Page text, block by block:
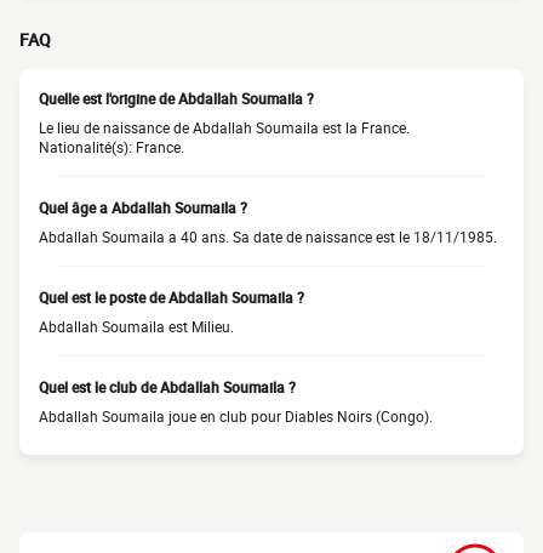
FAQ
Quelle est l'origine de Abdallah Soumaila ?
Le lieu de naissance de Abdallah Soumaila est la France.
Nationalité(s): France.
Quel âge a Abdallah Soumaila ?
Abdallah Soumaila a 40 ans. Sa date de naissance est le 18/11/1985.
Quel est le poste de Abdallah Soumaila ?
Abdallah Soumaila est Milieu.
Quel est le club de Abdallah Soumaila ?
Abdallah Soumaila joue en club pour Diables Noirs (Congo).